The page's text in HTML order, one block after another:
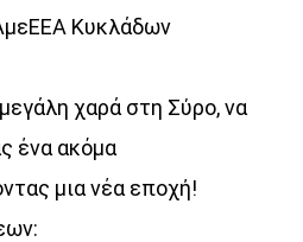
Κυκλάδων
χαρά στη Σύρο, να
ένα ακόμα
μια νέα εποχή!